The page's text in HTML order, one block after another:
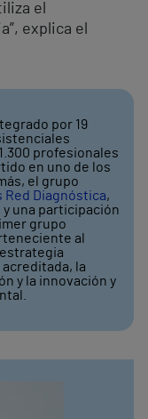
el
explica el
por 19
profesionales
en uno de los
el grupo
Red Diagnóstica,
y una participación
grupo
al
la
y la innovación y